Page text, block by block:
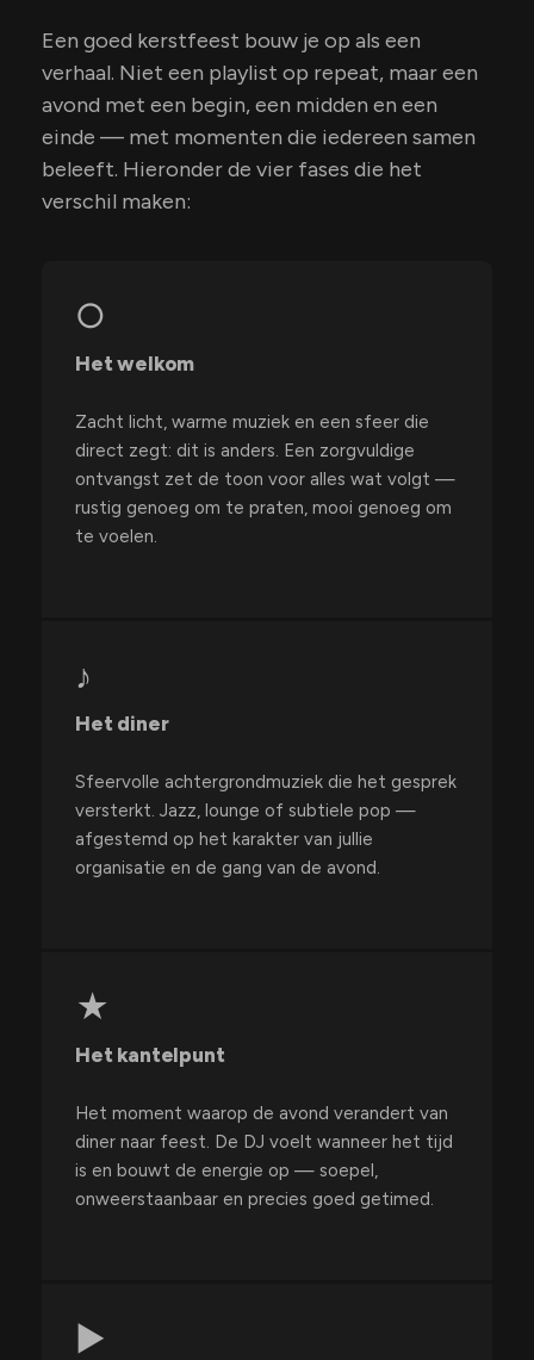
Een goed kerstfeest bouw je op als een
verhaal. Niet een playlist op repeat, maar een
avond met een begin, een midden en een
einde — met momenten die iedereen samen
beleeft. Hieronder de vier fases die het
verschil maken:
○
Het welkom
Zacht licht, warme muziek en een sfeer die
direct zegt: dit is anders. Een zorgvuldige
ontvangst zet de toon voor alles wat volgt —
rustig genoeg om te praten, mooi genoeg om
te voelen.
♪
Het diner
Sfeervolle achtergrondmuziek die het gesprek
versterkt. Jazz, lounge of subtiele pop —
afgestemd op het karakter van jullie
organisatie en de gang van de avond.
★
Het kantelpunt
Het moment waarop de avond verandert van
diner naar feest. De DJ voelt wanneer het tijd
is en bouwt de energie op — soepel,
onweerstaanbaar en precies goed getimed.
▶